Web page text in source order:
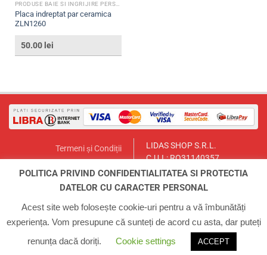
PRODUSE BAIE SI INGRIJIRE PERSONALA
Placa indreptat par ceramica
ZLN1260
50.00 lei
Termeni și Condiții
Contact
LIDAS SHOP S.R.L.
C.U.I.: RO31140357
București, Sector 1, Str. Lt.Col.
Email:lidasmag@yahoo.com
Telefon:0723.155.966
ACASA INFO CONTUL MEU COS CONTACT
Copyright 2026 ©Zilan Magazin
POLITICA PRIVIND CONFIDENTIALITATEA SI PROTECTIA
DATELOR CU CARACTER PERSONAL
Acest site web folosește cookie-uri pentru a vă îmbunătăți
experiența. Vom presupune că sunteți de acord cu asta, dar puteți
renunța dacă doriți.
Cookie settings ACCEPT